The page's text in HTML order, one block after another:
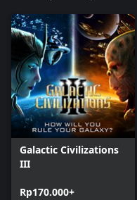
Galactic Civilizations
III
Rp170.000+